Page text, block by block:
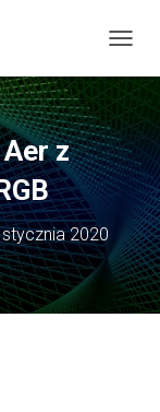
R
Z
E
Ł
Ą
C
A
W
I
G
z
2020